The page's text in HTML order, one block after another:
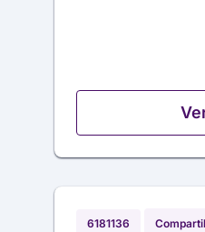
6181136